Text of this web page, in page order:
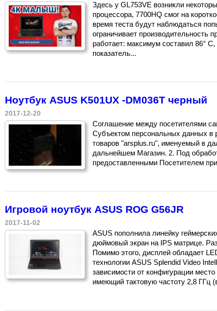
Здесь у GL753VE возникли
процессора, 7700HQ смог на
время теста будут наблюдаться
ограничивает производительность
работает: максимум составил 86°
показатель...
Ноутбук ASUS K501UX -DM036T черный
2017-12-20
Соглашение между посетителями
Субъектом персональных данных в
товаров "arsplus.ru", именуемый в
дальнейшем Магазин. 2. Под
предоставленными Посетителем
Игровой ноутбук ASUS ROG G56JR
2017-11-02
ASUS пополнила линейку
дюймовый экран на IPS матрице.
Помимо этого, дисплей обладает
технологии ASUS Splendid Video
зависимости от конфигурации
имеющий тактовую частоту 2,8 ГГц